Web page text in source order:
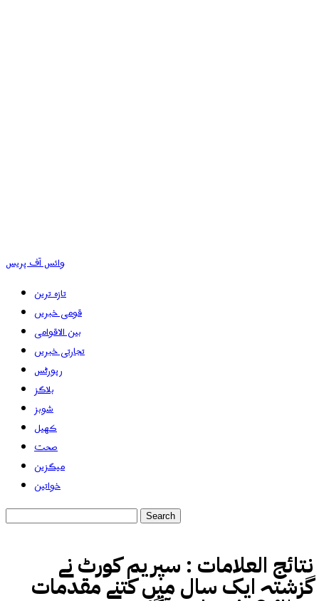
وائس آف پریس
تازہ ترین
قومی خبریں
بین الاقوامی
تجارتی خبریں
رپورٹس
بلاگز
شوبز
کھیل
صحت
میگزین
خواتین
نتائج العلامات : سپریم کورٹ نے
گزشتہ ایک سال میں کتنے مقدمات